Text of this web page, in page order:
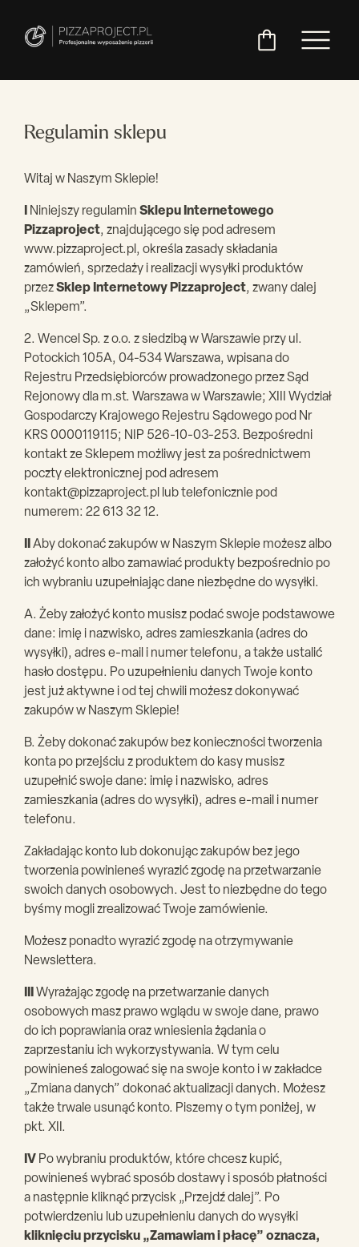
do
pizzy
ciasta
ciasta
Regulamin sklepu
Witaj w Naszym Sklepie!
Niniejszy regulamin Sklepu Internetowego
Pizzaproject, znajdującego się pod adresem
www.pizzaproject.pl, określa zasady składania
zamówień, sprzedaży i realizacji wysyłki produktów
przezSklep Internetowy Pizzaproject, zwany dalej
„Sklepem”.
2. Wencel Sp. z o.o. z siedzibą w Warszawie przy ul.
Potockich 105A, 04-534 Warszawa, wpisana do
Rejestru Przedsiębiorców prowadzonego przez Sąd
Rejonowy dla m.st. Warszawa w Warszawie; XIII Wydział
Gospodarczy Krajowego Rejestru Sądowego pod Nr
KRS 0000119115; NIP 526-10-03-253. Bezpośredni
kontakt ze Sklepem możliwy jest za pośrednictwem
poczty elektronicznej pod adresem
kontakt@pizzaproject.pl
lub telefonicznie pod
numerem: 22 613 32 12.
Aby dokonać zakupów w Naszym Sklepie możesz albo
założyć konto albo zamawiać produkty bezpośrednio po
ich wybraniu uzupełniając dane niezbędne do wysyłki.
A. Żeby założyć konto musisz podać swoje podstawowe
dane: imię i nazwisko, adres zamieszkania (adres do
wysyłki), adres e-mail i numer telefonu, a także ustalić
hasło dostępu. Po uzupełnieniu danych Twoje konto
jest już aktywne i od tej chwili możesz dokonywać
zakupów w Naszym Sklepie!
B. Żeby dokonać zakupów bez konieczności tworzenia
konta po przejściu z produktem do kasy musisz
uzupełnić swoje dane: imię i nazwisko, adres
zamieszkania (adres do wysyłki), adres e-mail i numer
telefonu.
Zakładając konto lub dokonując zakupów bez jego
tworzenia powinieneś wyrazić zgodę na przetwarzanie
swoich danych osobowych. Jest to niezbędne do tego
byśmy mogli zrealizować Twoje zamówienie.
Możesz ponadto wyrazić zgodę na otrzymywanie
Newslettera.
Wyrażając zgodę na przetwarzanie danych
osobowych masz prawo wglądu w swoje dane, prawo
do ich poprawiania oraz wniesienia żądania o
zaprzestaniu ich wykorzystywania. W tym celu
powinieneś zalogować się na swoje konto i w zakładce
„Zmiana danych” dokonać aktualizacji danych. Możesz
także trwale usunąć konto. Piszemy o tym poniżej, w
pkt. XII.
IV Po wybraniu produktów, które chcesz kupić,
powinieneś wybrać sposób dostawy i sposób płatności
a następnie kliknąć przycisk „Przejdź dalej”. Po
potwierdzeniu lub uzupełnieniu danych do wysyłki
kliknięciu przycisku „Zamawiam i płacę” oznacza,